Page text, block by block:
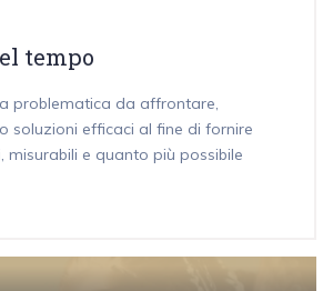
tempo
problematica da affrontare,
soluzioni efficaci al fine di fornire
misurabili e quanto più possibile